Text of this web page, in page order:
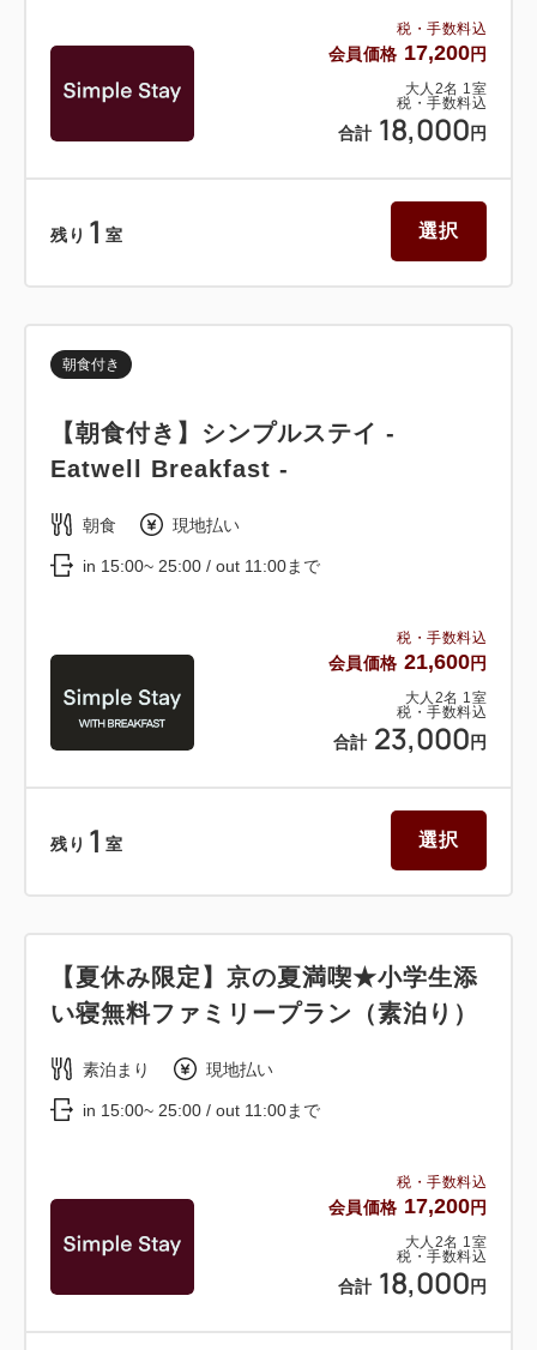
税・手数料込
会員価格 17,200円
大人 2名 1 室
税・手数料込
合計 18,000 円
残り 1 室 選択
税・手数料込
会員価格 21,600円
大人 2名 1 室
税・手数料込
合計 23,000 円
朝食付き
【朝食付き】シンプルステイ -
Eatwell Breakfast -
朝食 現地払い
in 15:00~ 25:00 / out 11:00まで
残り 1 室 選択
税・手数料込
会員価格 17,200円
大人 2名 1 室
税・手数料込
合計 18,000 円
【夏休み限定】京の夏満喫★小学生添
い寝無料ファミリープラン（素泊り）
素泊まり 現地払い
in 15:00~ 25:00 / out 11:00まで